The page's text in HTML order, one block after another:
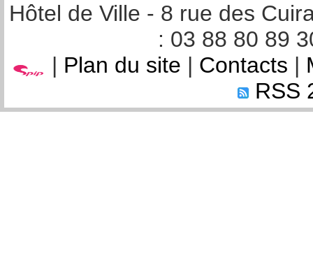
Hôtel de Ville - 8 rue des
: 03 88 80 89
| Plan du site | Contacts |
RSS